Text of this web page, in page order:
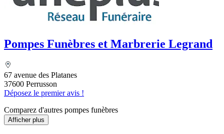
Pompes Funèbres et Marbrerie Legrand
67 avenue des Platanes
37600 Perrusson
Déposez le premier avis !
Comparez d'autres pompes funèbres
Afficher plus